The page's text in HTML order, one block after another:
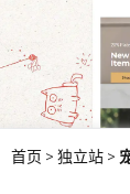
首页 > 独立站 >